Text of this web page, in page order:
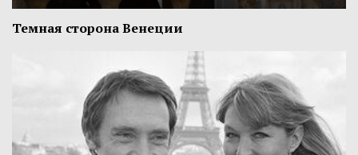
Темная сторона Венеции